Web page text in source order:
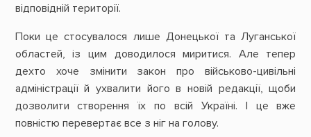
відповідній території.
Поки це стосувалося лише Донецької та Луганської
областей, із цим доводилося миритися. Але тепер
дехто хоче змінити закон про військово-цивільні
адміністрації й ухвалити його в новій редакції, щоби
дозволити створення їх по всій Україні. І це вже
повністю перевертає все з ніг на голову.